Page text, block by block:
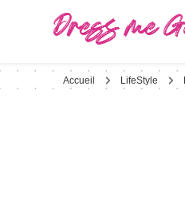
Dress Me
Accueil LifeStyle